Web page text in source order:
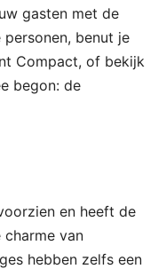
gasten met de
benut je
Compact, of bekijk
begon: de
en heeft de
charme van
hebben zelfs een